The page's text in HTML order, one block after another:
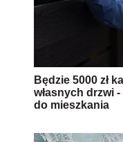
Będzie 5000 zł
własnych drzwi
do mieszkania